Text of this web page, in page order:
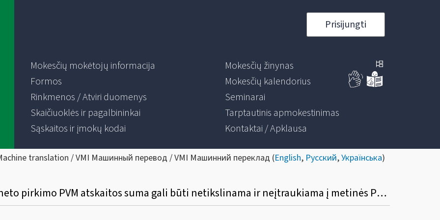
Prisijungti
Mokesčių mokėtojų informacija
Formos
Rinkmenos / Atviri duomenys
Skaičiuoklės ir pagalbininkai
Sąskaitos ir įmokų kodai
Mokesčių žinynas
Mokesčių kalendorius
Seminarai
Tarptautinis apmokestinimas
Kontaktai / Apklausa
translation / VMI Машинный перевод / VMI Машинний переклад (English, Русский,Українська)
Kada ilgalaikio materialiojo turto vieneto pirkimo PVM atskaitos suma gali būti netikslinama ir neįtraukiama į metinės PVM deklaracijos priedą (FR0516A)?